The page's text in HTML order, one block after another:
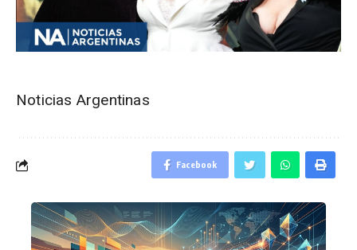
Noticias Argentinas
Facebook